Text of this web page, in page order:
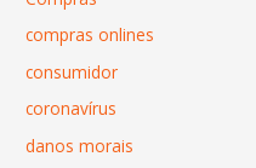
compras onlines
consumidor
coronavírus
danos morais